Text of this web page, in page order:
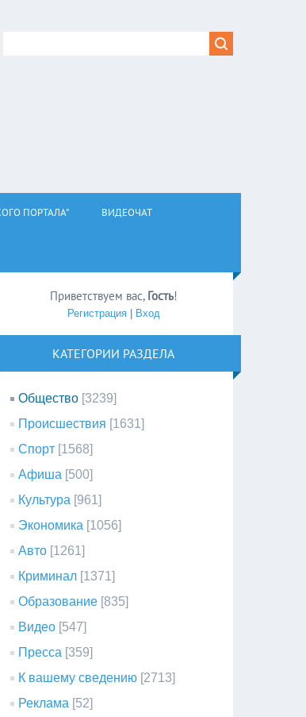
ПОРТАЛА" ВИДЕОЧАТ
Приветствуем вас, Гость!
Регистрация| Вход
КАТЕГОРИИ РАЗДЕЛА
Общество [3239]
Происшествия [1631]
Спорт [1568]
Афиша [500]
Культура [961]
Экономика [1056]
Авто [1261]
Криминал [1371]
Образование [835]
Видео [547]
Пресса [359]
К вашему сведению [2713]
Реклама [52]